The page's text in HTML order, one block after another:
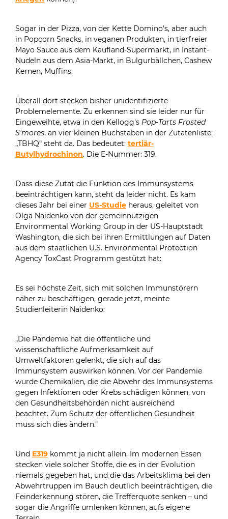
Sogar in der Pizza, von der Kette Domino’s, aber auch
in Popcorn Snacks, in veganen Produkten, in tierfreier
Mayo Sauce aus dem Kaufland-Supermarkt, in Instant-
Nudeln aus dem Asia-Markt, in Bulgurbällchen, Cashew
Kernen, Muffins.
Überall dort stecken bisher unidentifizierte
Problemelemente. Zu erkennen sind sie leider nur für
Eingeweihte, etwa in den Kellogg's Pop-Tarts Frosted
S'mores, an vier kleinen Buchstaben in der Zutatenliste:
„TBHQ“ steht da. Das bedeutet: tertiär-
Butylhydrochinon. Die E-Nummer: 319.
Dass diese Zutat die Funktion des Immunsystems
beeinträchtigen kann, steht da leider nicht. Es kam
dieses Jahr bei einer US-Studie heraus, geleitet von
Olga Naidenko von der gemeinnützigen
Environmental Working Group in der US-Hauptstadt
Washington, die sich bei ihren Ermittlungen auf Daten
aus dem staatlichen U.S. Environmental Protection
Agency ToxCast Programm gestützt hat:
Es sei höchste Zeit, sich mit solchen Immunstörern
näher zu beschäftigen, gerade jetzt, meinte
Studienleiterin Naidenko:
„Die Pandemie hat die öffentliche und
wissenschaftliche Aufmerksamkeit auf
Umweltfaktoren gelenkt, die sich auf das
Immunsystem auswirken können. Vor der Pandemie
wurde Chemikalien, die die Abwehr des Immunsystems
gegen Infektionen oder Krebs schädigen können, von
den Gesundheitsbehörden nicht ausreichend
beachtet. Zum Schutz der öffentlichen Gesundheit
muss sich dies ändern."
Und E319 kommt ja nicht allein. Im modernen Essen
stecken viele solcher Stoffe, die es in der Evolution
niemals gegeben hat, und die das Arbeitsklima bei den
Abwehrtruppen im Bauch deutlich beeinträchtigen, die
Feinderkennung stören, die Trefferquote senken – und
sogar die Angriffe umlenken können, aufs eigene